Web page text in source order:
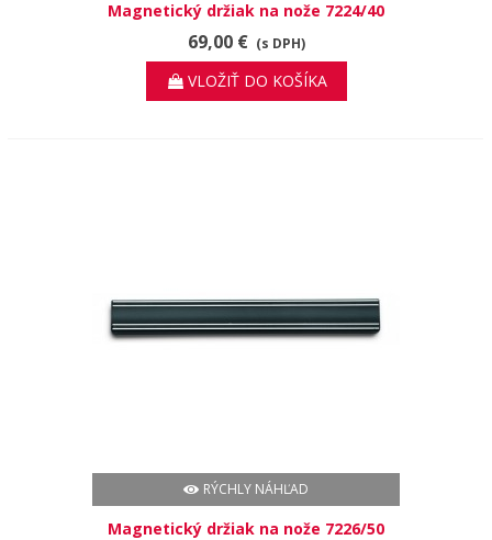
Magnetický držiak na nože 7224/40
69,00 € (s DPH)
VLOŽIŤ DO KOŠÍKA
RÝCHLY NÁHĽAD
Magnetický držiak na nože 7226/50